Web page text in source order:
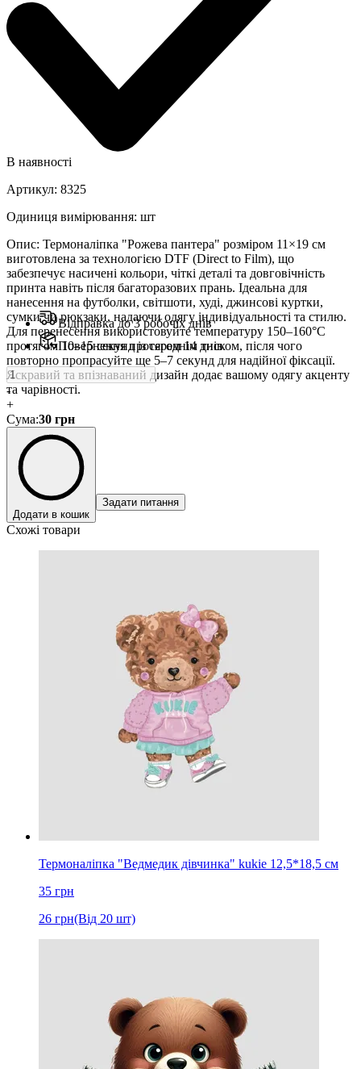
В наявності
Артикул: 8325
Одиниця вимірювання: шт
Опис: Термоналіпка "Рожева пантера" розміром 11×19 см
виготовлена за технологією DTF (Direct to Film), що
забезпечує насичені кольори, чіткі деталі та довговічність
принта навіть після багаторазових прань. Ідеальна для
нанесення на футболки, світшоти, худі, джинсові куртки,
сумки чи рюкзаки, надаючи одягу індивідуальності та стилю.
Для перенесення використовуйте температуру 150–160°C
протягом 10–15 секунд із середнім тиском, після чого
повторно пропрасуйте ще 5–7 секунд для надійної фіксації.
Яскравий та впізнаваний дизайн додає вашому одягу акценту
та чарівності.
Відправка до 3 робочіх днів
Повернення протягом 14 днів
-
+
Сума:30 грн
Додати в кошик
Задати питання
Схожі товари
Термоналіпка "Ведмедик дівчинка" kukie 12,5*18,5 см
35 грн
26 грн(Від 20 шт)